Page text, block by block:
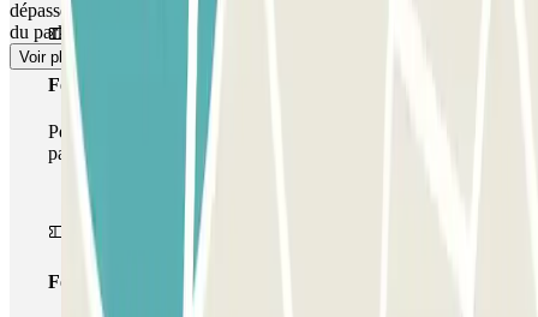
dépassement par carte de crédit. La franchise sera calculée au tarif
du parking.
Voir plus
Forfait Simple
Pendant votre séjour, vous ne pourrez entrer et sortir du
parking qu'une seule fois
Forfait de stationnement multiple